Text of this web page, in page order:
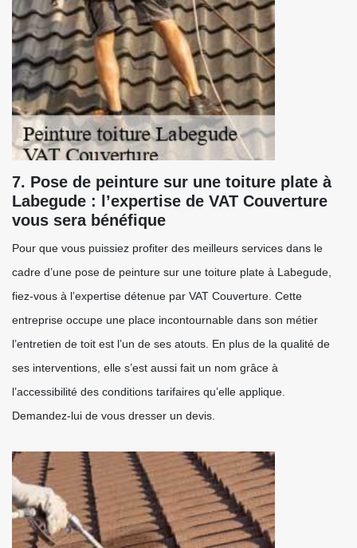
7. Pose de peinture sur une toiture plate à
Labegude : l’expertise de VAT Couverture
vous sera bénéfique
Pour que vous puissiez profiter des meilleurs services dans le
cadre d’une pose de peinture sur une toiture plate à Labegude,
fiez-vous à l’expertise détenue par VAT Couverture. Cette
entreprise occupe une place incontournable dans son métier
l’entretien de toit est l’un de ses atouts. En plus de la qualité de
ses interventions, elle s’est aussi fait un nom grâce à
l’accessibilité des conditions tarifaires qu’elle applique.
Demandez-lui de vous dresser un devis.